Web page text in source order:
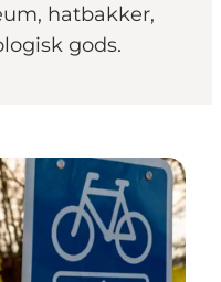
hatbakker,
gods.